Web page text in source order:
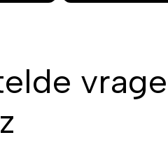
is de ideale toevoeging aan jouw
ook de veelzijdigheid om elke